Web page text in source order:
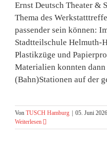
Ernst Deutsch Theater &
Thema des
passender sein können:
Stadtteilschule Helmuth-
Plastikzüge und
Materialien konnten dann
(Bahn)Stationen auf der
Von TUSCH Hamburg
05. Juni 2026
Weiterlesen